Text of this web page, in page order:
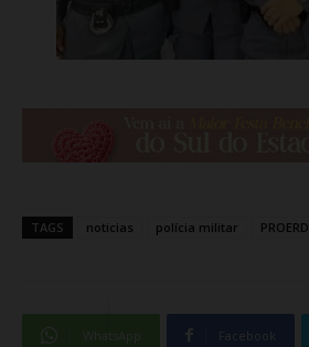
.Anúncio
TAGS noticias polícia militar PROERD
Facebook